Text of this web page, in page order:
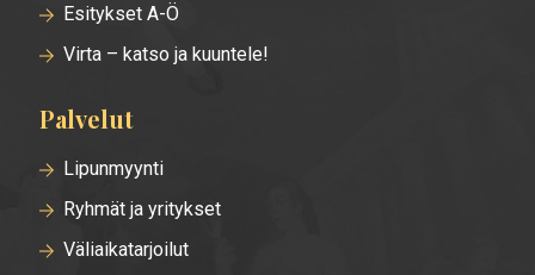
Esitykset A-Ö
Virta – katso ja kuuntele!
Palvelut
Lipunmyynti
Ryhmät ja yritykset
Väliaikatarjoilut